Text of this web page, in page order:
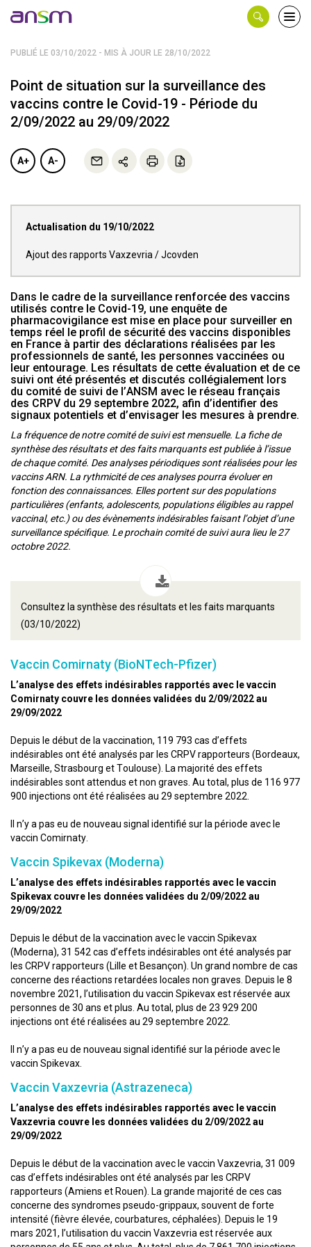
PUBLIÉ LE 03/10/2022 - MIS À JOUR LE 28/10/2022
Point de situation sur la surveillance des
vaccins contre le Covid-19 - Période du
2/09/2022 au 29/09/2022
A+ A-
Actualisation du 19/10/2022
Ajout des rapports Vaxzevria / Jcovden
Dans le cadre de la surveillance renforcée des vaccins
utilisés contre le Covid-19, une enquête de
pharmacovigilance est mise en place pour surveiller en
temps réel le profil de sécurité des vaccins disponibles
en France à partir des déclarations réalisées par les
professionnels de santé, les personnes vaccinées ou
leur entourage. Les résultats de cette évaluation et de ce
suivi ont été présentés et discutés collégialement lors
du comité de suivi de l’ANSM avec le réseau français
des CRPV du 29 septembre 2022, afin d’identifier des
signaux potentiels et d’envisager les mesures à prendre.
La fréquence de notre comité de suivi est mensuelle. La fiche de
synthèse des résultats et des faits marquants est publiée à l’issue
de chaque comité. Des analyses périodiques sont réalisées pour les
vaccins ARN. La rythmicité de ces analyses pourra évoluer en
fonction des connaissances. Elles portent sur des populations
particulières (enfants, adolescents, populations éligibles au rappel
vaccinal, etc.) ou des évènements indésirables faisant l’objet d’une
surveillance spécifique. Le prochain comité de suivi aura lieu le 27
octobre 2022.
Consultez la synthèse des résultats et les faits marquants
(03/10/2022)
Vaccin Comirnaty (BioNTech-Pfizer)
L’analyse des effets indésirables rapportés avec le vaccin
Comirnaty couvre les données validées du 2/09/2022 au
29/09/2022
Depuis le début de la vaccination, 119 793 cas d’effets
indésirables ont été analysés par les CRPV rapporteurs (Bordeaux,
Marseille, Strasbourg et Toulouse). La majorité des effets
indésirables sont attendus et non graves. Au total, plus de 116 977
900 injections ont été réalisées au 29 septembre 2022.
Il n’y a pas eu de nouveau signal identifié sur la période avec le
vaccin Comirnaty.
Vaccin Spikevax (Moderna)
L’analyse des effets indésirables rapportés avec le vaccin
Spikevax couvre les données validées du 2/09/2022 au
29/09/2022
Depuis le début de la vaccination avec le vaccin Spikevax
(Moderna), 31 542 cas d’effets indésirables ont été analysés par
les CRPV rapporteurs (Lille et Besançon). Un grand nombre de cas
concerne des réactions retardées locales non graves. Depuis le 8
novembre 2021, l’utilisation du vaccin Spikevax est réservée aux
personnes de 30 ans et plus. Au total, plus de 23 929 200
injections ont été réalisées au 29 septembre 2022.
Il n’y a pas eu de nouveau signal identifié sur la période avec le
vaccin Spikevax.
Vaccin Vaxzevria (Astrazeneca)
L’analyse des effets indésirables rapportés avec le vaccin
Vaxzevria couvre les données validées du 2/09/2022 au
29/09/2022
Depuis le début de la vaccination avec le vaccin Vaxzevria, 31 009
cas d’effets indésirables ont été analysés par les CRPV
rapporteurs (Amiens et Rouen). La grande majorité de ces cas
concerne des syndromes pseudo-grippaux, souvent de forte
intensité (fièvre élevée, courbatures, céphalées). Depuis le 19
mars 2021, l’utilisation du vaccin Vaxzevria est réservée aux